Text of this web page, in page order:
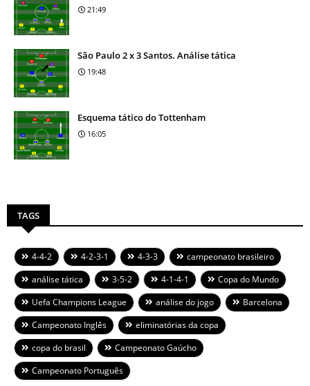
21:49
São Paulo 2 x 3 Santos. Análise tática
19:48
Esquema tático do Tottenham
16:05
TAGS
4-4-2 4-2-3-1 4-3-3
campeonato brasileiro
análise tática
3-5-2 4-1-4-1
Copa do Mundo
Uefa Champions League
análise do jogo
Barcelona
Campeonato Inglês
eliminatórias da copa
copa do brasil
Campeonato Gaúcho
Campeonato Português